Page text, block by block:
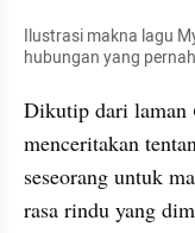
Ilustrasi makna lagu
hubungan yang
Dikutip dari laman
menceritakan
seseorang untuk
rasa rindu yang